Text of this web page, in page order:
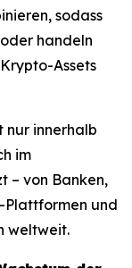
sodass
handeln
Assets
nur innerhalb
im
– von Banken,
Plattformen und
weltweit.